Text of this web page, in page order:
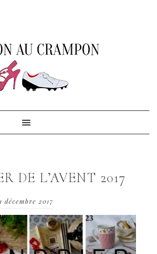
DE L’AVENT 2017
1 décembre 2017